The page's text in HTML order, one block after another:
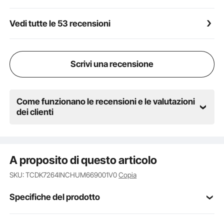
Vedi tutte le 53 recensioni
Scrivi una recensione
Come funzionano le recensioni e le valutazioni
dei clienti
A proposito di questo articolo
SKU: TCDK7264INCHUM669001V0Copia
Specifiche del prodotto